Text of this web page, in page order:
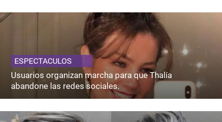
ESPECTACULOS
Usuarios organizan marcha para que Thalía
abandone las redes sociales.